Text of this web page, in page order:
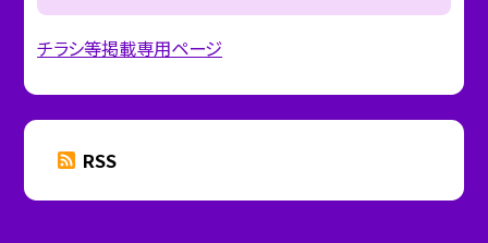
チラシ等掲載専用ページ
RSS